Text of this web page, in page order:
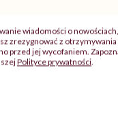
wiadomości o
zrezygnować z
przed jej wycofaniem.
Polityce prywatności.